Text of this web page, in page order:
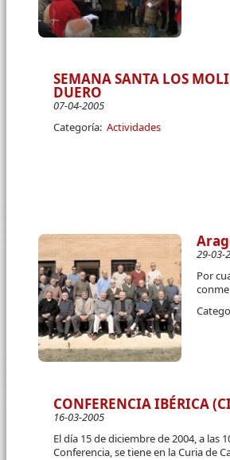
SEMANA SANTA LOS
DUERO
07-04-2005
Categoría: Actividades
29-03-
Por
CONFERENCIA IBÉRICA
16-03-2005
El día 15 de diciembre de 2004, a
Conferencia, se tiene en la Curia de